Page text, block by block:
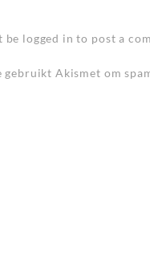
be logged in to post a
gebruikt Akismet om